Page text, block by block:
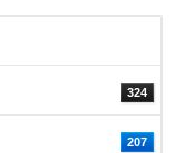
324
207